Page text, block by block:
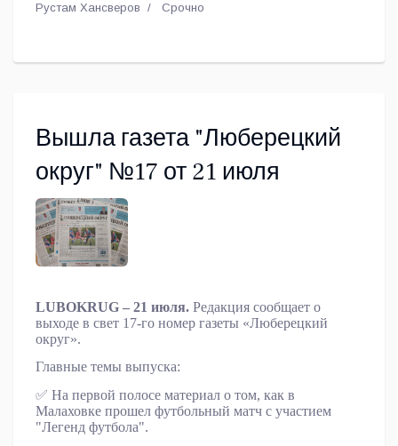
Рустам Хансверов Срочно
Вышла газета "Люберецкий
округ" №17 от 21 июля
LUBOKRUG – 21 июля. Редакция сообщает о
выходе в свет 17-го номер газеты «Люберецкий
округ».
Главные темы выпуска:
✅ На первой полосе материал о том, как в
Малаховке прошел футбольный матч с участием
"Легенд футбола".